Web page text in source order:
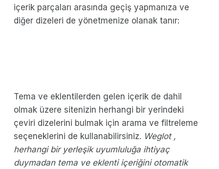
içerik parçaları arasında geçiş yapmanıza ve
diğer dizeleri de yönetmenize olanak tanır:
Tema ve eklentilerden gelen içerik de dahil
olmak üzere sitenizin herhangi bir yerindeki
çeviri dizelerini bulmak için arama ve filtreleme
seçeneklerini de kullanabilirsiniz. Weglot ,
herhangi bir yerleşik uyumluluğa ihtiyaç
duymadan tema ve eklenti içeriğini otomatik